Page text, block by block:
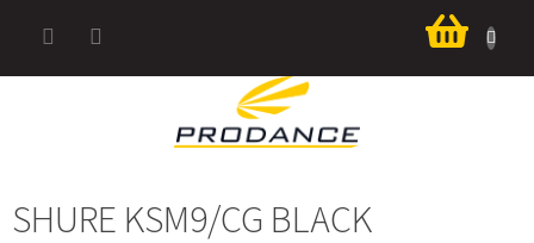
košík
SHURE KSM9/CG BLACK